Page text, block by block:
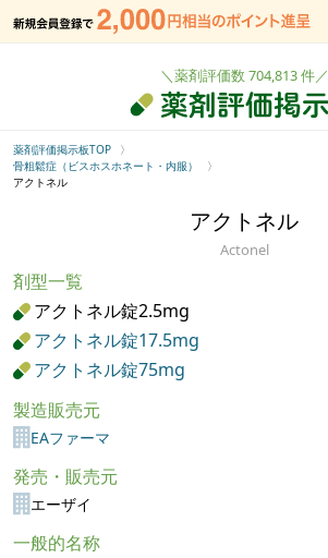
＼薬剤評価数 704,813 件／
薬剤評価掲示板TOP
骨粗鬆症（ビスホスホネート・内服）
アクトネル
アクトネル
Actonel
剤型一覧
アクトネル錠2.5mg
アクトネル錠17.5mg
アクトネル錠75mg
製造販売元
EAファーマ
発売・販売元
エーザイ
一般的名称